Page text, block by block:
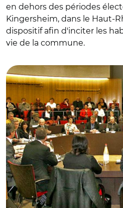
en dehors des périodes
Kingersheim, dans le Haut-
dispositif afin d'inciter les
vie de la commune.